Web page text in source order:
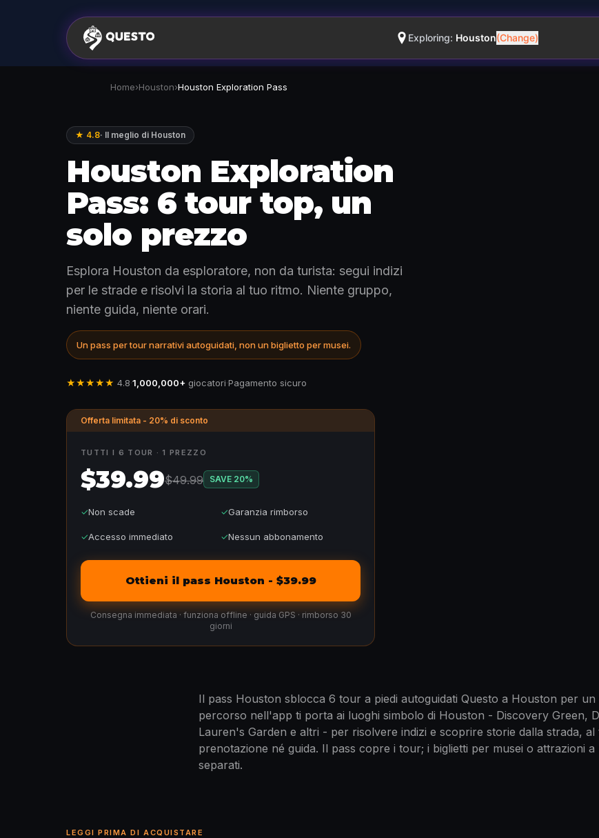
Exploring: Houston(Change)
Home›Houston›Houston Exploration Pass
★ 4.8· Il meglio di Houston
Houston Exploration
Pass: 6 tour top, un
solo prezzo
Esplora Houston da esploratore, non da turista: segui indizi
per le strade e risolvi la storia al tuo ritmo. Niente gruppo,
niente guida, niente orari.
Un pass per tour narrativi autoguidati, non un biglietto per musei.
★★★★★ 4.8·1,000,000+ giocatori·Pagamento sicuro
Offerta limitata - 20% di sconto
TUTTI I 6 TOUR · 1 PREZZO
$39.99$49.99 SAVE 20%
✓Non scade ✓Garanzia rimborso
✓Accesso immediato ✓Nessun abbonamento
Ottieni il pass Houston - $39.99
Consegna immediata · funziona offline · guida GPS · rimborso 30
giorni
Il pass Houston sblocca 6 tour a piedi autoguidati Questo a Houston per
percorso nell'app ti porta ai luoghi simbolo di Houston - Discovery Green,
Lauren's Garden e altri - per risolvere indizi e scoprire storie dalla strada,
prenotazione né guida. Il pass copre i tour; i biglietti per musei o attrazioni a
separati.
LEGGI PRIMA DI ACQUISTARE